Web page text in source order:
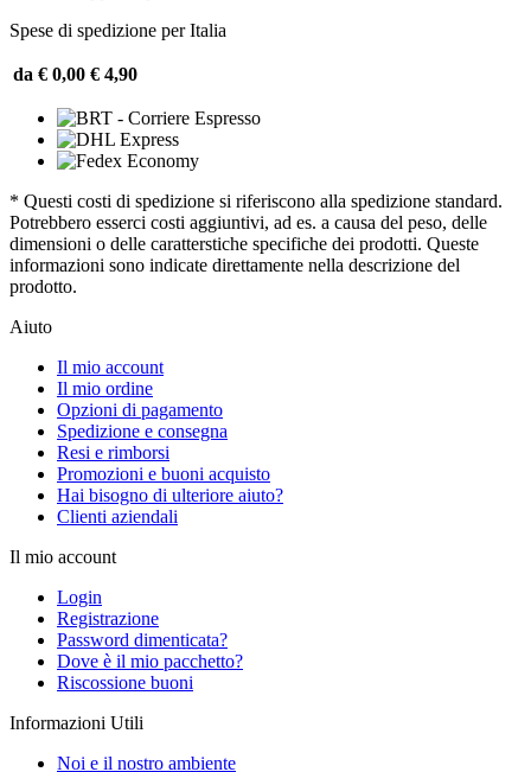
Spese di spedizione per Italia
da € 0,00 € 4,90
* Questi costi di spedizione si riferiscono alla spedizione standard.
Potrebbero esserci costi aggiuntivi, ad es. a causa del peso, delle
dimensioni o delle caratterstiche specifiche dei prodotti. Queste
informazioni sono indicate direttamente nella descrizione del
prodotto.
Aiuto
Il mio account
Il mio ordine
Opzioni di pagamento
Spedizione e consegna
Resi e rimborsi
Promozioni e buoni acquisto
Hai bisogno di ulteriore aiuto?
Clienti aziendali
Il mio account
Login
Registrazione
Password dimenticata?
Dove è il mio pacchetto?
Riscossione buoni
Informazioni Utili
Noi e il nostro ambiente